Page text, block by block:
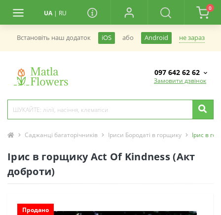
UA | RU
0
Встановiть наш додаток iOS або Android не зараз
097 642 62 62
Замовити дзвінок
Саджанці багаторічників Іриси Бородаті в горщику Ірис в
Ірис в горщику Act Of Kindness (Акт
доброти)
Продано